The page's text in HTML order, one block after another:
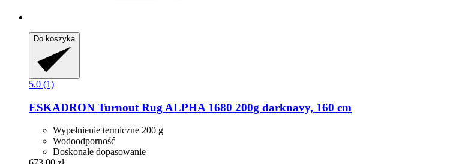
Do koszyka
5.0 (1)
ESKADRON Turnout Rug ALPHA 1680 200g darknavy, 160 cm
Wypełnienie termiczne 200 g
Wodoodporność
Doskonałe dopasowanie